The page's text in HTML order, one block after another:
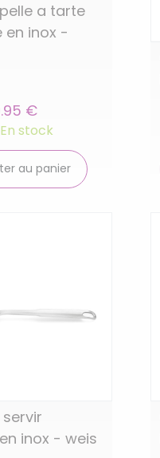
a tarte
en inox -
€
En stock
au panier
inox - weis